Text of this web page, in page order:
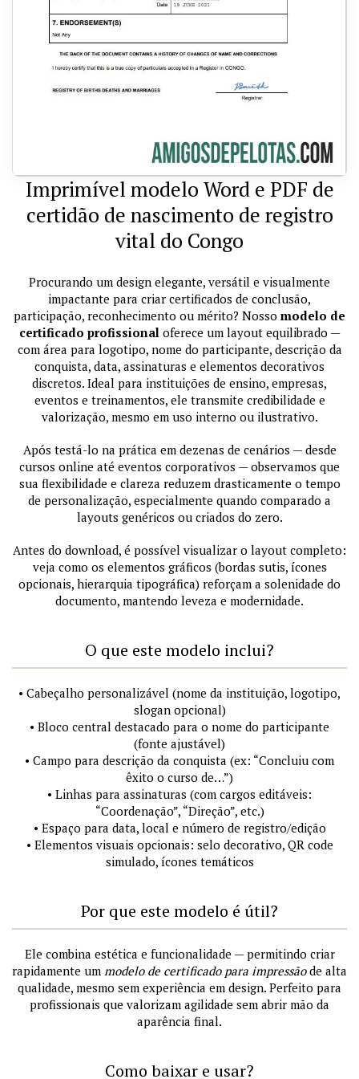
Imprimível modelo Word e PDF de
certidão de nascimento de registro
vital do Congo
Procurando um design elegante, versátil e visualmente
impactante para criar certificados de conclusão,
participação, reconhecimento ou mérito? Nosso modelo de
certificado profissional oferece um layout equilibrado —
com área para logotipo, nome do participante, descrição da
conquista, data, assinaturas e elementos decorativos
discretos. Ideal para instituições de ensino, empresas,
eventos e treinamentos, ele transmite credibilidade e
valorização, mesmo em uso interno ou ilustrativo.
Após testá-lo na prática em dezenas de cenários — desde
cursos online até eventos corporativos — observamos que
sua flexibilidade e clareza reduzem drasticamente o tempo
de personalização, especialmente quando comparado a
layouts genéricos ou criados do zero.
Antes do download, é possível visualizar o layout completo:
veja como os elementos gráficos (bordas sutis, ícones
opcionais, hierarquia tipográfica) reforçam a solenidade do
documento, mantendo leveza e modernidade.
O que este modelo inclui?
• Cabeçalho personalizável (nome da instituição, logotipo,
slogan opcional)
• Bloco central destacado para o nome do participante
(fonte ajustável)
• Campo para descrição da conquista (ex: “Concluiu com
êxito o curso de…”)
• Linhas para assinaturas (com cargos editáveis:
“Coordenação”, “Direção”, etc.)
• Espaço para data, local e número de registro/edição
• Elementos visuais opcionais: selo decorativo, QR code
simulado, ícones temáticos
Por que este modelo é útil?
Ele combina estética e funcionalidade — permitindo criar
rapidamente um modelo de certificado para impressãode alta
qualidade, mesmo sem experiência em design. Perfeito para
profissionais que valorizam agilidade sem abrir mão da
aparência final.
Como baixar e usar?